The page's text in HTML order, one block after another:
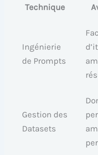
Technique
Ingénierie
de Prompts
Gestion des
Datasets